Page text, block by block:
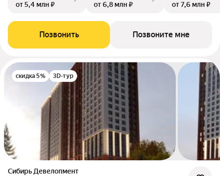
от 5,4 млн ₽
от 6,8 млн ₽
от 7,6 млн ₽
Позвонить Позвоните мне
скидка 5% 3D-тур
Сибирь Девелопмент